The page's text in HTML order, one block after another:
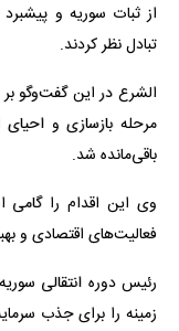
از ثبات سوریه و
تبادل نظر کردند.
الشرع در این گفت‌وگو
مرحله بازسازی و
باقی‌مانده شد.
وی این اقدام را گامی
فعالیت‌های اقتصادی و
رئیس دوره انتقالی
زمینه را برای جذب